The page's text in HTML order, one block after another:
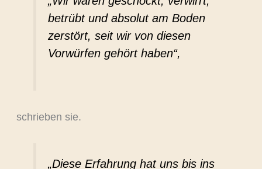
betrübt und absolut am Boden
zerstört, seit wir von diesen
Vorwürfen gehört haben“,
schrieben sie.
„Diese Erfahrung hat uns bis ins